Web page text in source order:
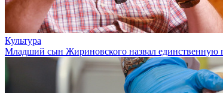
Культура
Младший сын Жириновского назвал единственную